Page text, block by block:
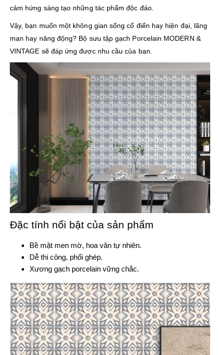
cảm hứng sáng tạo những tác phẩm độc đáo.
Vậy, bạn muốn một không gian sống cổ điển hay hiện đại, lãng
mạn hay năng động? Bộ sưu tập gạch Porcelain MODERN &
VINTAGE sẽ đáp ứng được nhu cầu của bạn.
Đặc tính nổi bật của sản phẩm
Bề mặt men mờ, hoa văn tự nhiên.
Dễ thi công, phối ghép.
Xương gạch porcelain vững chắc.